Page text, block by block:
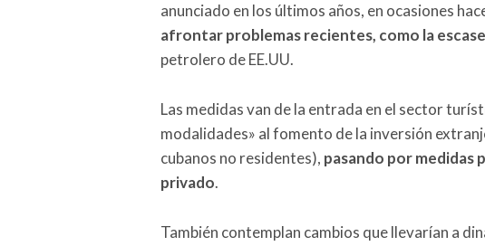
anunciado en los últimos años, en ocasiones
afrontar problemas recientes, como la
petrolero de EE.UU.
Las medidas van de la entrada en el sector
modalidades» al fomento de la inversión
cubanos no residentes), pasando por medidas
privado.
También contemplan cambios que llevarían a